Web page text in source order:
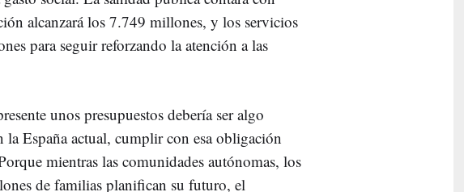
alcanzará los 7.749 millones, y los servicios
para seguir reforzando la atención a las
unos presupuestos debería ser algo
España actual, cumplir con esa obligación
mientras las comunidades autónomas, los
de familias planifican su futuro, el